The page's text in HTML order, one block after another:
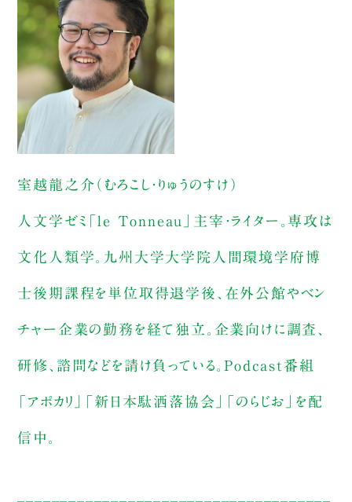
室越龍之介（むろこし・りゅうのすけ）
人文学ゼミ「le Tonneau」主宰・ライター。専攻は
文化人類学。九州大学大学院人間環境学府博
士後期課程を単位取得退学後、在外公館やベン
チャー企業の勤務を経て独立。企業向けに調査、
研修、諮問などを請け負っている。Podcast番組
「アポカリ」「新日本駄洒落協会」「のらじお」を配
信中。